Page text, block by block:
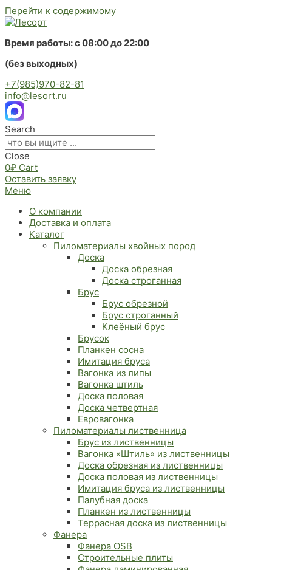
Перейти к содержимому
Время работы: с 08:00 до 22:00
(без выходных)
+7(985)970-82-81
info@lesort.ru
Search
Close
0₽ Cart
Оставить заявку
Меню
О компании
Доставка и оплата
Каталог
Пиломатериалы хвойных пород
Доска
Доска обрезная
Доска строганная
Брус
Брус обрезной
Брус строганный
Клеёный брус
Брусок
Планкен сосна
Имитация бруса
Вагонка из липы
Вагонка штиль
Доска половая
Доска четвертная
Евровагонка
Пиломатериалы лиственница
Брус из лиственницы
Вагонка «Штиль» из лиственницы
Доска обрезная из лиственницы
Доска половая из лиственницы
Имитация бруса из лиственницы
Палубная доска
Планкен из лиственницы
Террасная доска из лиственницы
Фанера
Фанера OSB
Строительные плиты